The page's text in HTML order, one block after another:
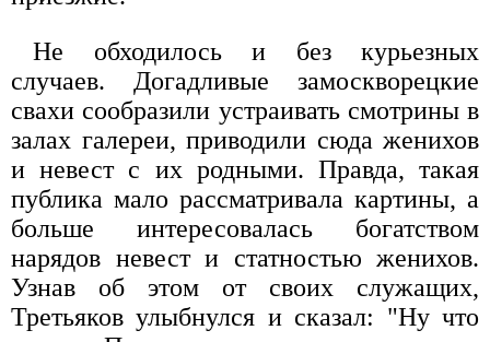
Не обходилось и без курьезных
случаев. Догадливые замоскворецкие
свахи сообразили устраивать смотрины в
залах галереи, приводили сюда женихов
и невест с их родными. Правда, такая
публика мало рассматривала картины, а
больше интересовалась богатством
нарядов невест и статностью женихов.
Узнав об этом от своих служащих,
Третьяков улыбнулся и сказал: "Ну что